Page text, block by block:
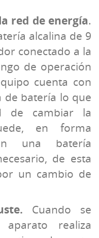
red de energía.
alcalina de 9
conectado a la
de operación
cuenta con
de batería lo que
de cambiar la
en forma
una batería
de esta
un cambio de
Cuando se
realiza